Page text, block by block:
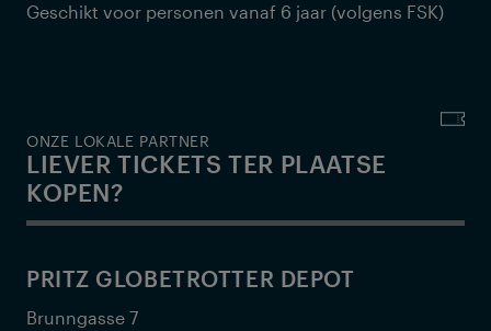
Geschikt voor personen vanaf 6 jaar (volgens FSK)
ONZE LOKALE PARTNER
LIEVER TICKETS TER PLAATSE
KOPEN?
PRITZ GLOBETROTTER DEPOT
Brunngasse 7